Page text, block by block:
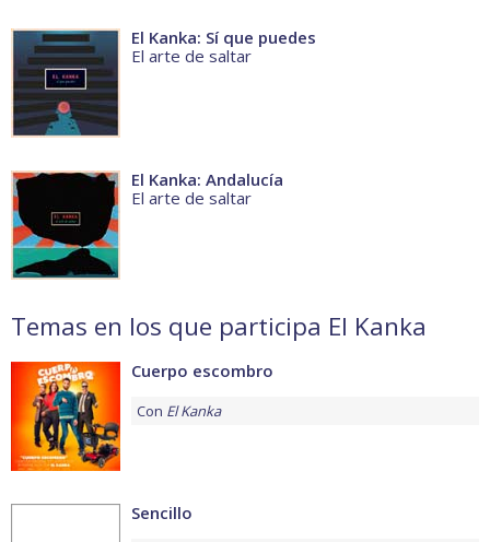
El Kanka: Sí que puedes
El arte de saltar
El Kanka: Andalucía
El arte de saltar
Temas en los que participa El Kanka
Cuerpo escombro
Con El Kanka
Sencillo